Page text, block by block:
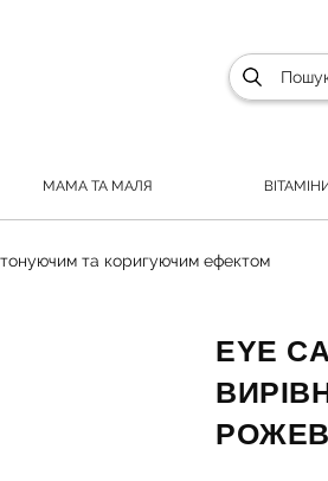
МАМА ТА МАЛЯ
та коригуючим ефектом
EYE